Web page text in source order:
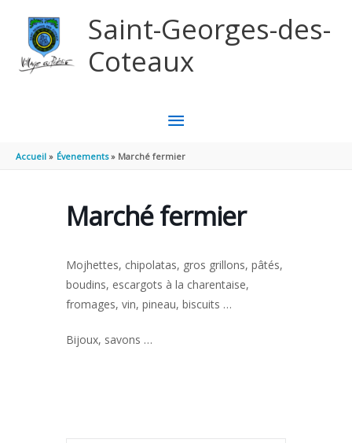
Saint-Georges-des-
Coteaux
MENU
PRINCIPAL
Accueil Évenements Marché fermier
Marché fermier
Mojhettes, chipolatas, gros grillons, pâtés,
boudins, escargots à la charentaise,
fromages, vin, pineau, biscuits …
Bijoux, savons …